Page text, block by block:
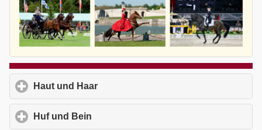
Haut und Haar
Huf und Bein